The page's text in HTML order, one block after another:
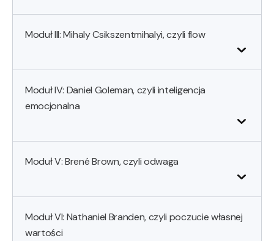
Moduł III: Mihaly Csikszentmihalyi, czyli flow
Moduł IV: Daniel Goleman, czyli inteligencja
emocjonalna
Moduł V: Brené Brown, czyli odwaga
Moduł VI: Nathaniel Branden, czyli poczucie własnej
wartości